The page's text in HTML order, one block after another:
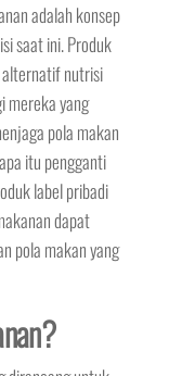
adalah konsep
saat ini. Produk
alternatif nutrisi
mereka yang
pola makan
itu pengganti
label pribadi
dapat
pola makan yang